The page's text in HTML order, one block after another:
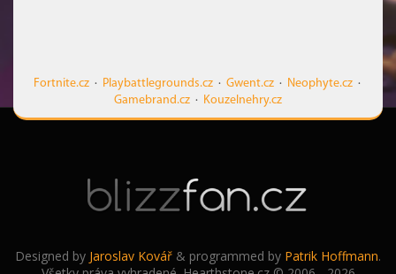
Fortnite.cz· Playbattlegrounds.cz· Gwent.cz· Neophyte.cz·
Gamebrand.cz · Kouzelnehry.cz
Designed by Jaroslav Kovář & programmed by Patrik Hoffmann.